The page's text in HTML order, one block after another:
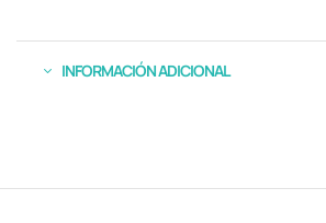
INFORMACIÓN ADICIONAL